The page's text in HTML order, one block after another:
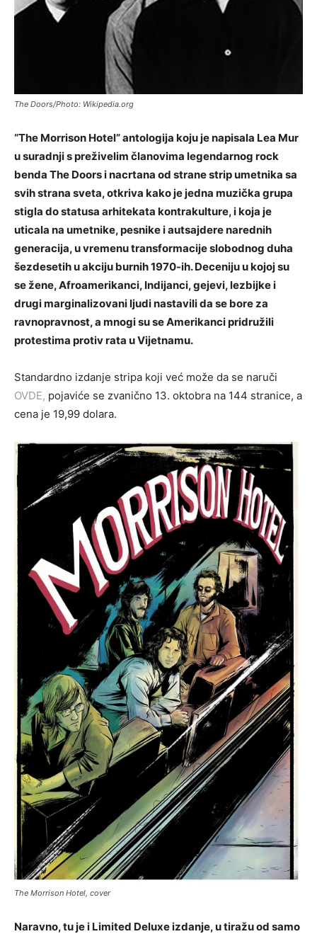
The Doors/Photo: Wikipedia.org
“The Morrison Hotel” antologija koju je napisala Lea Mur
u suradnji s preživelim članovima legendarnog rock
benda The Doors i nacrtana od strane strip umetnika sa
svih strana sveta, otkriva kako je jedna muzička grupa
stigla do statusa arhitekata kontrakulture, i koja je
uticala na umetnike, pesnike i autsajdere narednih
generacija, u vremenu transformacije slobodnog duha
šezdesetih u akciju burnih 1970-ih. Deceniju u kojoj su
se žene, Afroamerikanci, Indijanci, gejevi, lezbijke i
drugi marginalizovani ljudi nastavili da se bore za
ravnopravnost, a mnogi su se Amerikanci pridružili
protestima protiv rata u Vijetnamu.
Standardno izdanje stripa koji već može da se naruči
OVDE, pojaviće se zvanično 13. oktobra na 144 stranice, a
cena je 19,99 dolara.
The Morrison Hotel, cover
Naravno, tu je i Limited Deluxe izdanje, u tiražu od samo